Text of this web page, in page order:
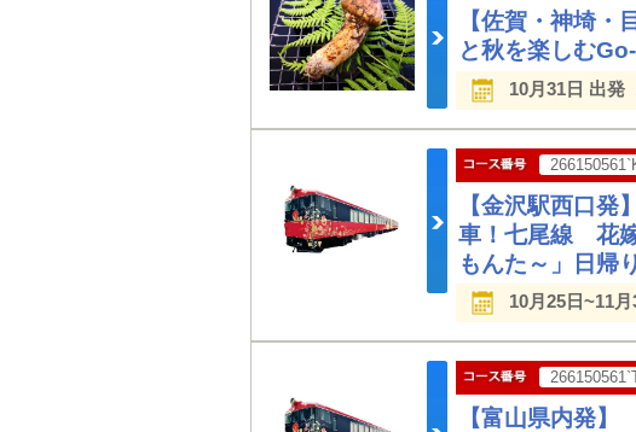
【佐賀・神埼
と秋を楽しむ
10月31日 出発
【金沢駅西口
車！七尾線 花
もんた～」日帰り
10月25日~11
【富山県内発